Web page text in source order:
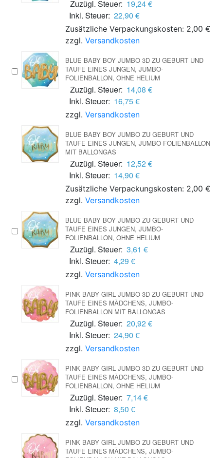
Zuzügl. Steuer: 19,24 €
Inkl. Steuer: 22,90 €
Zusätzliche Verpackungskosten: 2,00 €
zzgl. Versandkosten
BLUE BABY BOY JUMBO 3D ZU GEBURT UND
TAUFE EINES JUNGEN, JUMBO-
FOLIENBALLON, OHNE HELIUM
Zuzügl. Steuer: 14,08 €
Inkl. Steuer: 16,75 €
zzgl. Versandkosten
BLUE BABY BOY JUMBO ZU GEBURT UND
TAUFE EINES JUNGEN, JUMBO-FOLIENBALLON
MIT BALLONGAS
Zuzügl. Steuer: 12,52 €
Inkl. Steuer: 14,90 €
Zusätzliche Verpackungskosten: 2,00 €
zzgl. Versandkosten
BLUE BABY BOY JUMBO ZU GEBURT UND
TAUFE EINES JUNGEN, JUMBO-
FOLIENBALLON, OHNE HELIUM
Zuzügl. Steuer: 3,61 €
Inkl. Steuer: 4,29 €
zzgl. Versandkosten
PINK BABY GIRL JUMBO 3D ZU GEBURT UND
TAUFE EINES MÄDCHENS, JUMBO-
FOLIENBALLON MIT BALLONGAS
Zuzügl. Steuer: 20,92 €
Inkl. Steuer: 24,90 €
zzgl. Versandkosten
PINK BABY GIRL JUMBO 3D ZU GEBURT UND
TAUFE EINES MÄDCHENS, JUMBO-
FOLIENBALLON, OHNE HELIUM
Zuzügl. Steuer: 7,14 €
Inkl. Steuer: 8,50 €
zzgl. Versandkosten
PINK BABY GIRL JUMBO ZU GEBURT UND
TAUFE EINES MÄDCHENS, JUMBO-